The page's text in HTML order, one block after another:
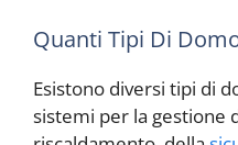
Quanti Tipi Di
Esistono diversi tipi di
sistemi per la gestione